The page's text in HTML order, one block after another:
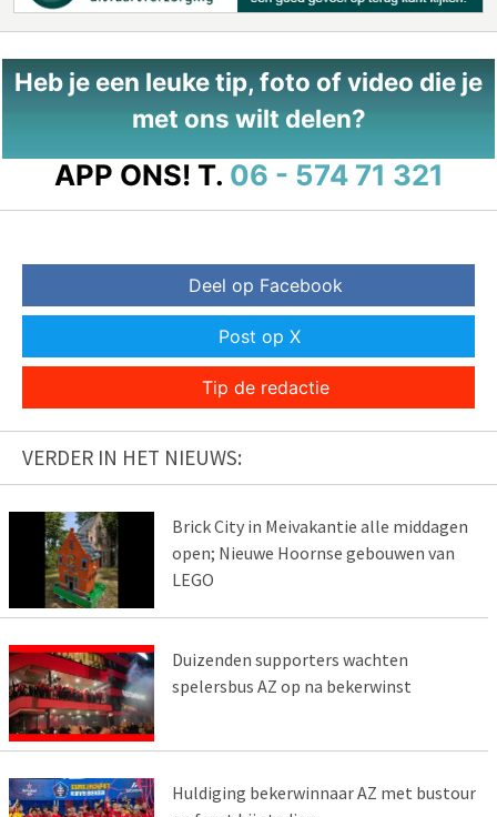
Heb je een leuke tip, foto of video die je
met ons wilt delen?
APP ONS! T. 06 - 574 71 321
Deel op Facebook
Post op X
Tip de redactie
VERDER IN HET NIEUWS:
Brick City in Meivakantie alle middagen
open; Nieuwe Hoornse gebouwen van
LEGO
Duizenden supporters wachten
spelersbus AZ op na bekerwinst
Huldiging bekerwinnaar AZ met bustour